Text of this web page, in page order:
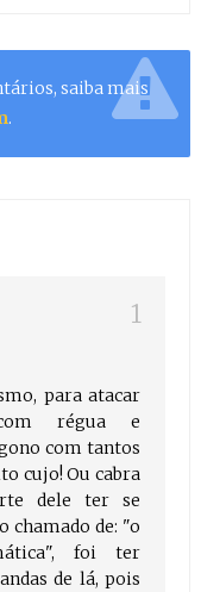
saiba mais
.
para atacar
régua e
com tantos
cujo! Ou cabra
dele ter se
chamado de: "o
foi ter
de lá, pois